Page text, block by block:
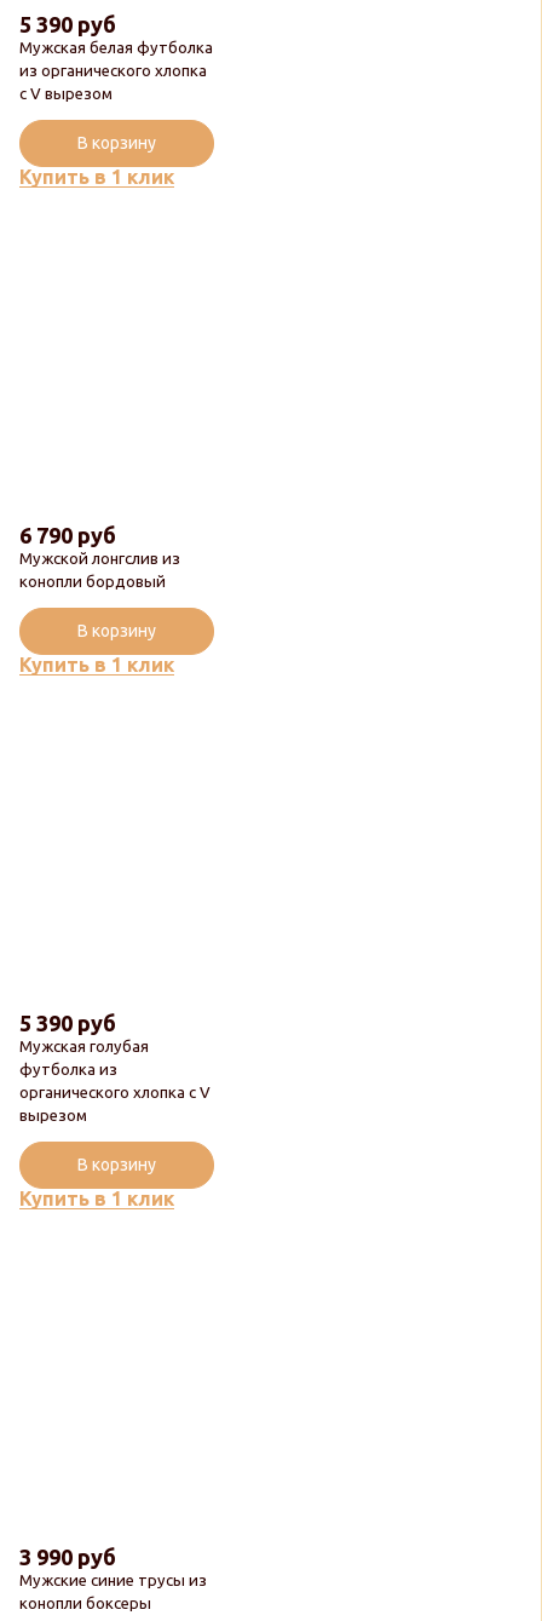
Мужская белая футболка
из органического хлопка
с V вырезом
5 390 руб
Купить в 1 клик
В корзину
Мужской лонгслив из
конопли бордовый
6 790 руб
Купить в 1 клик
В корзину
Мужская голубая
футболка из
органического хлопка с V
вырезом
5 390 руб
Купить в 1 клик
В корзину
Мужские синие трусы из
конопли боксеры
3 990 руб